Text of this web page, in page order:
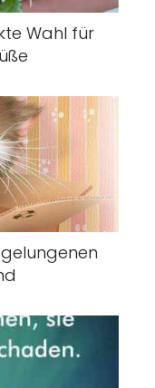
Wahl für